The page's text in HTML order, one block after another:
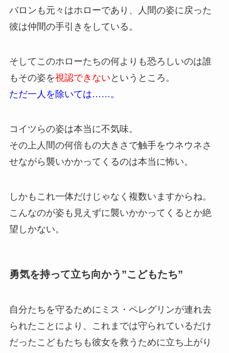
バロンも元々はホローであり、人間の姿に戻った
彼は仲間の手引きをしている。
そしてこのホローたちの何よりも恐ろしいのは誰
もその姿を視認できない というところ。
ただ一人を除いては……。
コイツらの姿は本当に不気味。
その上人間の何倍もの大きさで触手をウネウネさ
せながら襲いかかってくるのは本当に怖い。
しかもこれ一体だけじゃなく複数いますからね。
こんなのが姿も見えずに襲いかかってくるとか絶
望しかない。
勇気を持って立ち向かう”こどもたち”
自分たちを守るためにミス・ペレグリンが連れ去
られたことにより、これまでは守られているだけ
だったこどもたちも彼女を救うために立ち上がり